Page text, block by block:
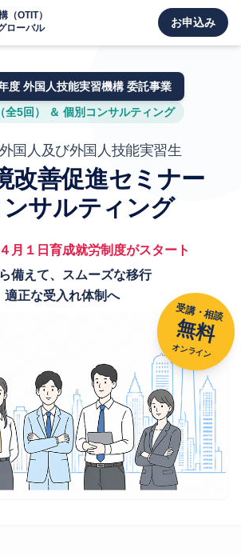
（OTIT）
ローバル お申込み
度 外国人技能実習機構 委託事業
全5回） ＆ 個別コンサルティング
国人及び外国人技能実習生
改善促進セミナー
ンサルティング
月１日育成就労制度がスタート
備えて、スムーズな移行
適正な受入れ体制へ
受講・相談
無料
オンライン